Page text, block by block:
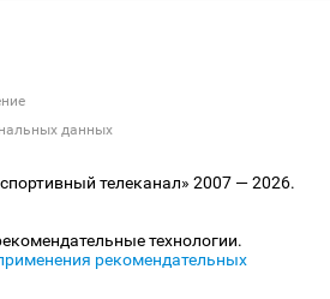
данных
телеканал» 2007 — 2026.
технологии.
рекомендательных